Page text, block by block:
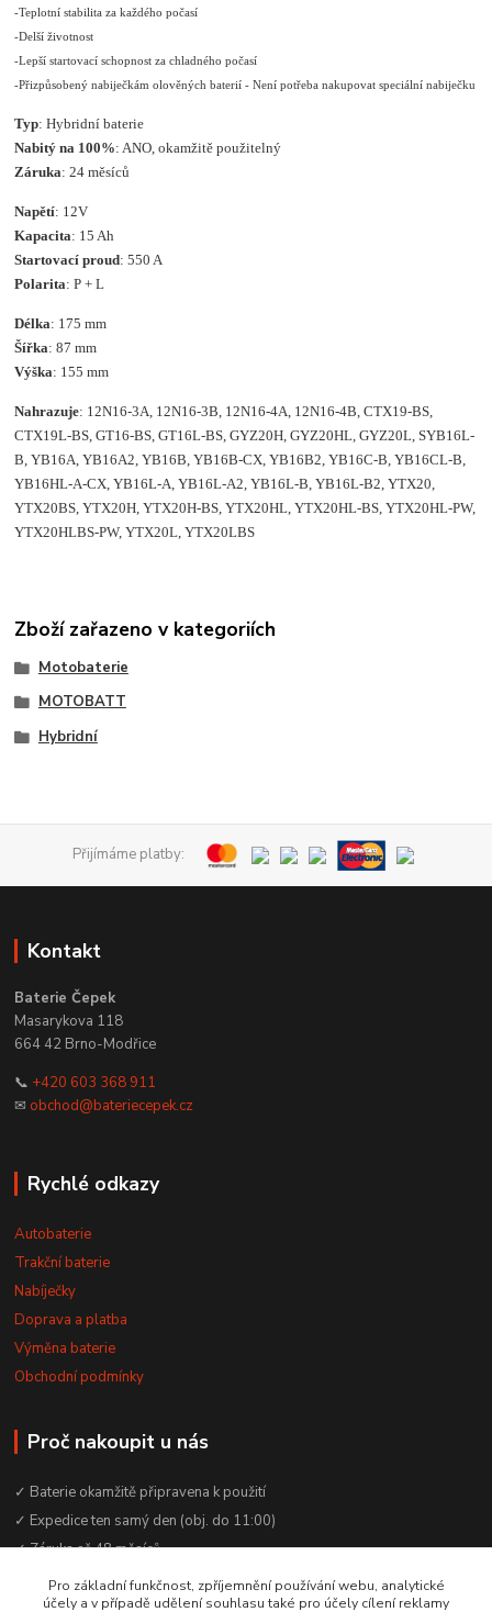
-Teplotní stabilita za každého počasí
-Delší životnost
-Lepší startovací schopnost za chladného počasí
-Přizpůsobený nabiječkám olověných baterií - Není potřeba nakupovat speciální nabiječku
Typ: Hybridní baterie
Nabitý na 100%: ANO, okamžitě použitelný
Záruka: 24 měsíců
Napětí: 12V
Kapacita: 15 Ah
Startovací proud: 550 A
Polarita: P + L
Délka: 175 mm
Šířka: 87 mm
Výška: 155 mm
Nahrazuje: 12N16-3A, 12N16-3B, 12N16-4A, 12N16-4B, CTX19-BS,
CTX19L-BS, GT16-BS, GT16L-BS, GYZ20H, GYZ20HL, GYZ20L, SYB16L-
B, YB16A, YB16A2, YB16B, YB16B-CX, YB16B2, YB16C-B, YB16CL-B,
YB16HL-A-CX, YB16L-A, YB16L-A2, YB16L-B, YB16L-B2, YTX20,
YTX20BS, YTX20H, YTX20H-BS, YTX20HL, YTX20HL-BS, YTX20HL-PW,
YTX20HLBS-PW, YTX20L, YTX20LBS
Zboží zařazeno v kategoriích
Motobaterie
MOTOBATT
Hybridní
Přijímáme platby:
Kontakt
Baterie Čepek
Masarykova 118
664 42 Brno-Modřice
📞 +420 603 368 911
✉ obchod@bateriecepek.cz
Rychlé odkazy
Autobaterie
Trakční baterie
Nabíječky
Doprava a platba
Výměna baterie
Obchodní podmínky
Proč nakoupit u nás
✓ Baterie okamžitě připravena k použití
✓ Expedice ten samý den (obj. do 11:00)
✓ Záruka až 48 měsíců
✓ Odborné poradenství zdarma
✓ Česká rodinná firma od 2012
Pro základní funkčnost, zpříjemnění používání webu, analytické
účely a v případě udělení souhlasu také pro účely cílení reklamy